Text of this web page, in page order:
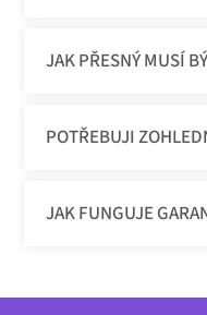
JAK PŘESNÝ MUSÍ
POTŘEBUJI
JAK FUNGUJE